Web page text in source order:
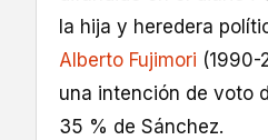
la hija y heredera
Alberto Fujimori
una intención de voto
35 % de Sánchez.